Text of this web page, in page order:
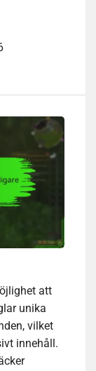
att
unika
vilket
innehåll.